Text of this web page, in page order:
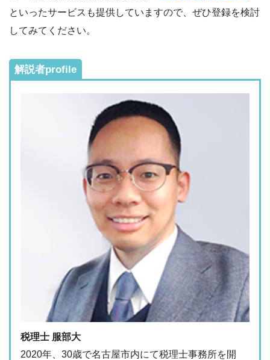
といったサービスも提供していますので、ぜひ登録を検討
してみてください。
解説者profile
税理士 服部大
2020年、30歳で名古屋市内にて税理士事務所を開